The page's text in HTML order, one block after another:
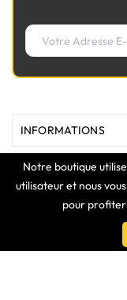
Notre boutique
utilisateur et nous
pour
INFORMATIONS
MAGASIN
VOTRE COMPTE